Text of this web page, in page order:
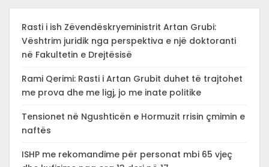
Rasti i ish Zëvendëskryeministrit Artan Grubi:
Vështrim juridik nga perspektiva e një doktoranti
në Fakultetin e Drejtësisë
Rami Qerimi: Rasti i Artan Grubit duhet të trajtohet
me prova dhe me ligj, jo me inate politike
Tensionet në Ngushticën e Hormuzit rrisin çmimin e
naftës
ISHP me rekomandime për personat mbi 65 vjeç